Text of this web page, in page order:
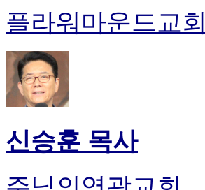
플라워마운드교회
신승훈 목사